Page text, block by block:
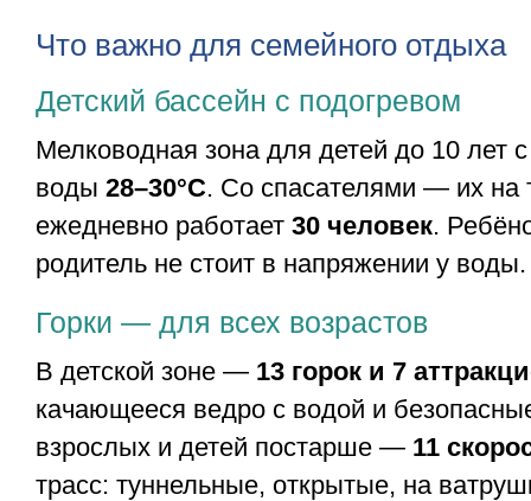
Что важно для семейного отдыха
Детский бассейн с подогревом
Мелководная зона для детей до 10 лет
воды 28–30°С. Со спасателями — их на
ежедневно работает 30 человек.
родитель не стоит в напряжении у воды.
Горки — для всех возрастов
В детской зоне — 13 горок и 7
качающееся ведро с водой и
взрослых и детей постарше — 11
трасс: туннельные, открытые, на